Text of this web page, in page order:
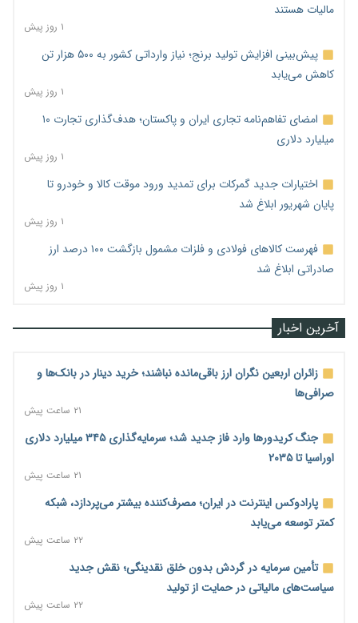
مالیات هستند
۱ روز پیش
پیش‌بینی افزایش تولید برنج؛ نیاز وارداتی کشور به ۵۰۰ هزار تن
کاهش می‌یابد
۱ روز پیش
امضای تفاهم‌نامه تجاری ایران و پاکستان؛ هدف‌گذاری تجارت ۱۰
میلیارد دلاری
۱ روز پیش
اختیارات جدید گمرکات برای تمدید ورود موقت کالا و خودرو تا
پایان شهریور ابلاغ شد
۱ روز پیش
فهرست کالاهای فولادی و فلزات مشمول بازگشت ۱۰۰ درصد ارز
صادراتی ابلاغ شد
۱ روز پیش
آخرین اخبار
زائران اربعین نگران ارز باقی‌مانده نباشند؛ خرید دینار در بانک‌ها و
صرافی‌ها
۲۱ ساعت پیش
جنگ کریدورها وارد فاز جدید شد؛ سرمایه‌گذاری ۳۴۵ میلیارد دلاری
اوراسیا تا ۲۰۳۵
۲۱ ساعت پیش
پارادوکس اینترنت در ایران؛ مصرف‌کننده بیشتر می‌پردازد، شبکه
کمتر توسعه می‌یابد
۲۲ ساعت پیش
تأمین سرمایه در گردش بدون خلق نقدینگی؛ نقش جدید
سیاست‌های مالیاتی در حمایت از تولید
۲۲ ساعت پیش